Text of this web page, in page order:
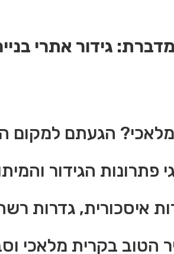
גידור אתרי
מלאכי? הגעתם למקום
פתרונות הגידור
איסכורית, גדרות
הטוב בקרית מלאכי